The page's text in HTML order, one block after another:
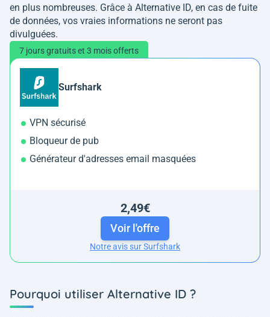
en plus nombreuses. Grâce à Alternative ID, en cas de fuite
de données, vos vraies informations ne seront pas
divulguées.
7 jours gratuits et 3 mois offerts
Surfshark
VPN sécurisé
Bloqueur de pub
Générateur d'adresses email masquées
2,49€
Voir l'offre
Notre avis sur Surfshark
Pourquoi utiliser Alternative ID ?